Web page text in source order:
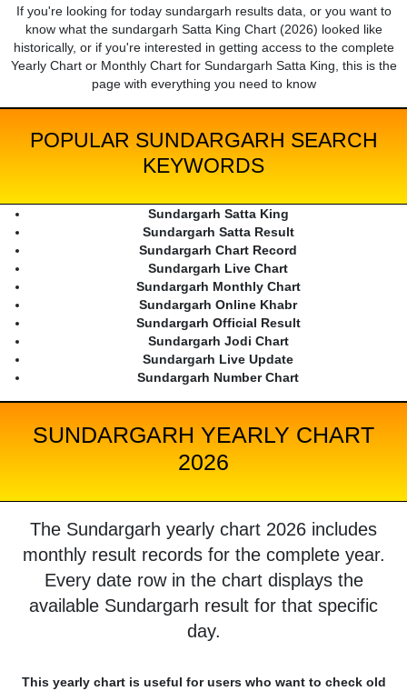
If you're looking for today sundargarh results data, or you want to
know what the sundargarh Satta King Chart (2026) looked like
historically, or if you're interested in getting access to the complete
Yearly Chart or Monthly Chart for Sundargarh Satta King, this is the
page with everything you need to know
POPULAR SUNDARGARH SEARCH
KEYWORDS
Sundargarh Satta King
Sundargarh Satta Result
Sundargarh Chart Record
Sundargarh Live Chart
Sundargarh Monthly Chart
Sundargarh Online Khabr
Sundargarh Official Result
Sundargarh Jodi Chart
Sundargarh Live Update
Sundargarh Number Chart
SUNDARGARH YEARLY CHART
2026
The Sundargarh yearly chart 2026 includes
monthly result records for the complete year.
Every date row in the chart displays the
available Sundargarh result for that specific
day.
This yearly chart is useful for users who want to check old